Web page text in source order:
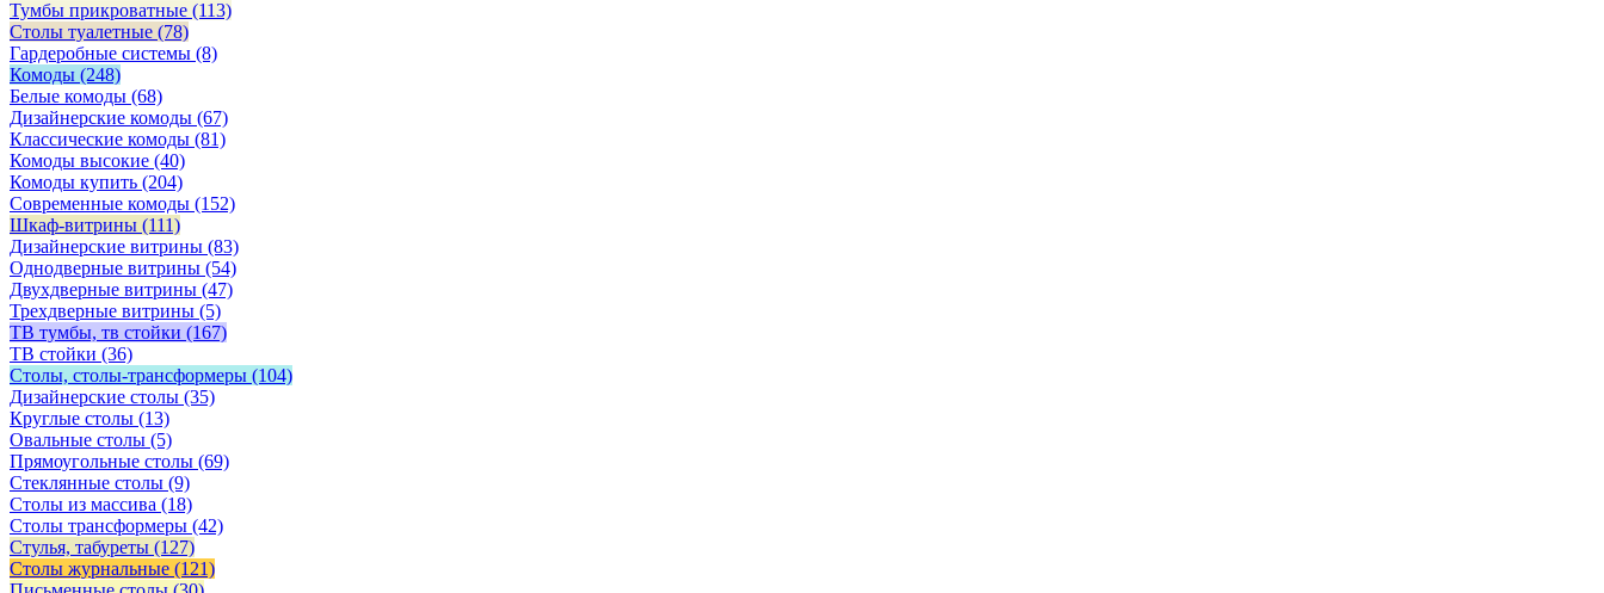
Тумбы прикроватные (113)
Столы туалетные (78)
Гардеробные системы (8)
Комоды (248)
Белые комоды (68)
Дизайнерские комоды (67)
Классические комоды (81)
Комоды высокие (40)
Комоды купить (204)
Современные комоды (152)
Шкаф-витрины (111)
Дизайнерские витрины (83)
Однодверные витрины (54)
Двухдверные витрины (47)
Трехдверные витрины (5)
ТВ тумбы, тв стойки (167)
ТВ стойки (36)
Столы, столы-трансформеры (104)
Дизайнерские столы (35)
Круглые столы (13)
Овальные столы (5)
Прямоугольные столы (69)
Стеклянные столы (9)
Столы из массива (18)
Столы трансформеры (42)
Стулья, табуреты (127)
Столы журнальные (121)